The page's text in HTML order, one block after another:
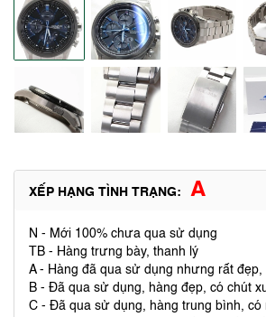
XẾP HẠNG TÌNH TRẠNG: A
N - Mới 100% chưa qua sử dụng
TB - Hàng trưng bày, thanh lý
A - Hàng đã qua sử dụng nhưng rất
B - Đã qua sử dụng, hàng đẹp, có chút
C - Đã qua sử dụng, hàng trung bình, có